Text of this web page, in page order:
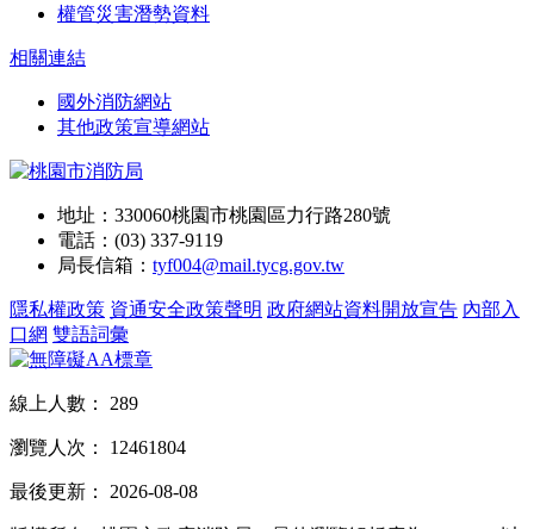
權管災害潛勢資料
相關連結
國外消防網站
其他政策宣導網站
地址：330060桃園市桃園區力行路280號
電話：(03) 337-9119
局長信箱： tyf004@mail.tycg.gov.tw
隱私權政策 資通安全政策聲明 政府網站資料開放宣告 內部入
口網 雙語詞彙
線上人數： 289
瀏覽人次： 12461804
最後更新： 2026-08-08